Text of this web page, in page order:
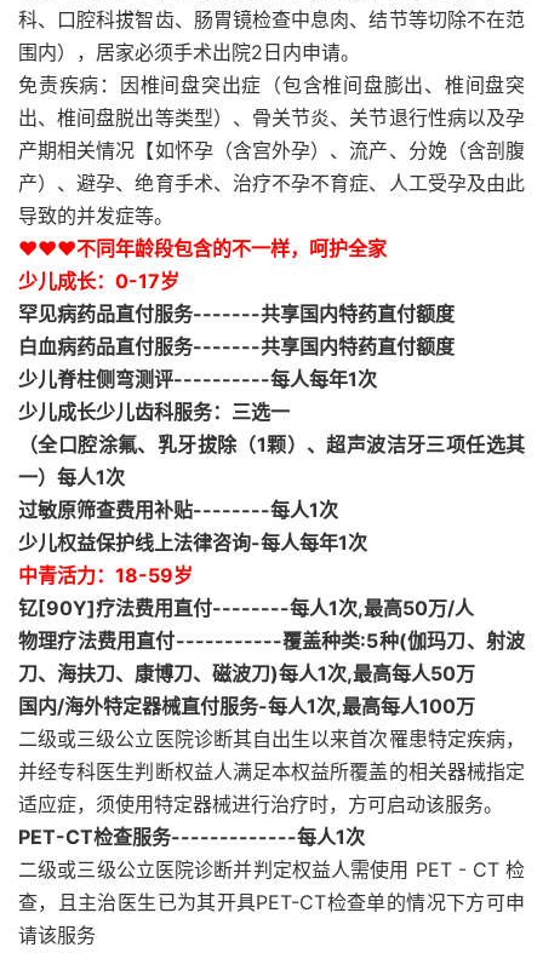
科、口腔科拔智齿、肠胃镜检查中息肉、结节等切除不在范
围内），居家必须手术出院2日内申请。
免责疾病：因椎间盘突出症（包含椎间盘膨出、椎间盘突
出、椎间盘脱出等类型）、骨关节炎、关节退行性病以及孕
产期相关情况【如怀孕（含宫外孕）、流产、分娩（含剖腹
产）、避孕、绝育手术、治疗不孕不育症、人工受孕及由此
导致的并发症等。
❤️❤️❤️不同年龄段包含的不一样，呵护全家
少儿成长：0-17岁
罕见病药品直付服务-------共享国内特药直付额度
白血病药品直付服务-------共享国内特药直付额度
少儿脊柱侧弯测评----------每人每年1次
少儿成长少儿齿科服务：三选一
（全口腔涂氟、乳牙拔除（1颗）、超声波洁牙三项任选其
一）每人1次
过敏原筛查费用补贴--------每人1次
少儿权益保护线上法律咨询-每人每年1次
中青活力：18-59岁
钇[90Y]疗法费用直付--------每人1次,最高50万/人
物理疗法费用直付-----------覆盖种类:5种(伽玛刀、射波
刀、海扶刀、康博刀、磁波刀)每人1次,最高每人50万
国内/海外特定器械直付服务-每人1次,最高每人100万
二级或三级公立医院诊断其自出生以来首次罹患特定疾病，
并经专科医生判断权益人满足本权益所覆盖的相关器械指定
适应症，须使用特定器械进行治疗时，方可启动该服务。
PET-CT检查服务-------------每人1次
二级或三级公立医院诊断并判定权益人需使用 PET - CT 检
查，且主治医生已为其开具PET-CT检查单的情况下方可申
请该服务